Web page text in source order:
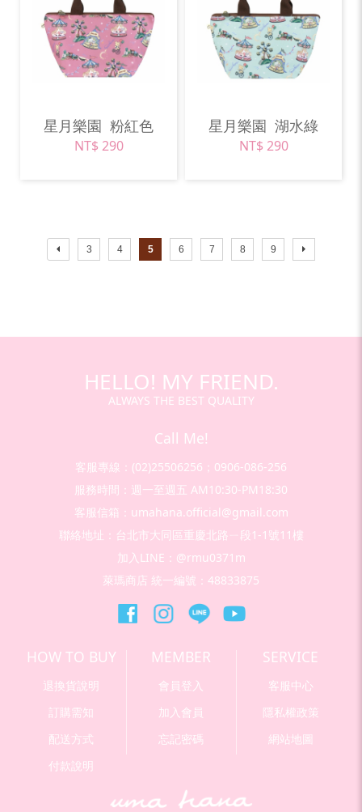
星月樂園 粉紅色
NT$ 290
星月樂園 湖水綠
NT$ 290
3 4 5 6 7 8 9
HELLO! MY FRIEND.
ALWAYS THE BEST QUALITY
Call Me!
客服專線：(02)25506256；0906-086-256
服務時間：週一至週五 AM10:30-PM18:30
客服信箱：umahana.official@gmail.com
聯絡地址：台北市大同區重慶北路ㄧ段1-1號11樓
加入LINE：@rmu0371m
萊瑪商店 統一編號：48833875
HOW TO BUY
退換貨說明
訂購需知
配送方式
付款說明
MEMBER
會員登入
加入會員
忘記密碼
SERVICE
客服中心
隱私權政策
網站地圖